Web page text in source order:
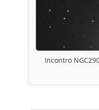
Incontro